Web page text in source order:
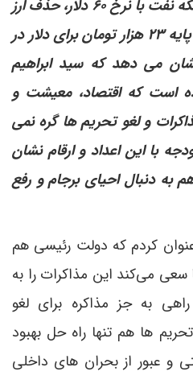
میلیون و ۲۰۰ هزار بشکه بشکه نفت با نرخ ۶۰ دلار، حذف ارز
۴۲۰۰ تومانی، قیمت گذاری پایه ۲۳ هزار تومان برای دلار در
می دهد که سید ابراهیم
است که اقتصاد، معیشت و
و لغو تحریم ها گره نمی
با این اعداد و ارقام نشان
دنبال احیای برجام و رفع
کردم که دولت رئیسی هم
سعی می‌کند این مذاکرات را به
به جز مذاکره برای لغو
ها هم تنها راه حل بهبود
عبور از بحران های داخلی